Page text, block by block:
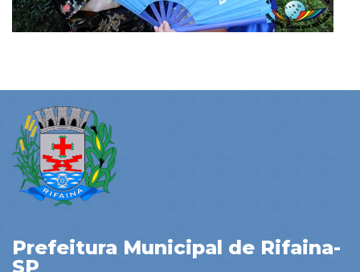
Prefeitura Municipal de Rifaina-
SP